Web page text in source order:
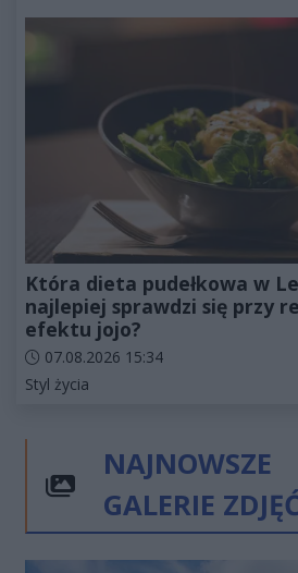
Która dieta pudełkowa w
najlepiej sprawdzi się przy
efektu jojo?
Data dodania artykułu:
07.08.2026 15:34
Kategorie artykułu:
Styl życia
NAJNOWSZE
GALERIE